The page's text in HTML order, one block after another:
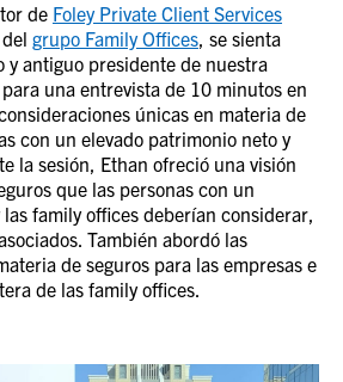
de Foley Private Client Services
grupo Family Offices, se sienta
y antiguo presidente de nuestra
una entrevista de 10 minutos en
únicas en materia de
con un elevado patrimonio neto y
la sesión, Ethan ofreció una visión
que las personas con un
family offices deberían considerar,
También abordó las
de seguros para las empresas e
de las family offices.